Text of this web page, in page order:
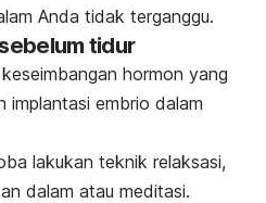
Anda tidak terganggu.
tidur
hormon yang
implantasi embrio dalam
lakukan teknik relaksasi,
dalam atau meditasi.